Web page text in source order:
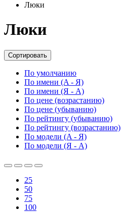
Люки
Люки
Сортировать
По умолчанию
По имени (A - Я)
По имени (Я - A)
По цене (возрастанию)
По цене (убыванию)
По рейтингу (убыванию)
По рейтингу (возрастанию)
По модели (A - Я)
По модели (Я - A)
25
50
75
100